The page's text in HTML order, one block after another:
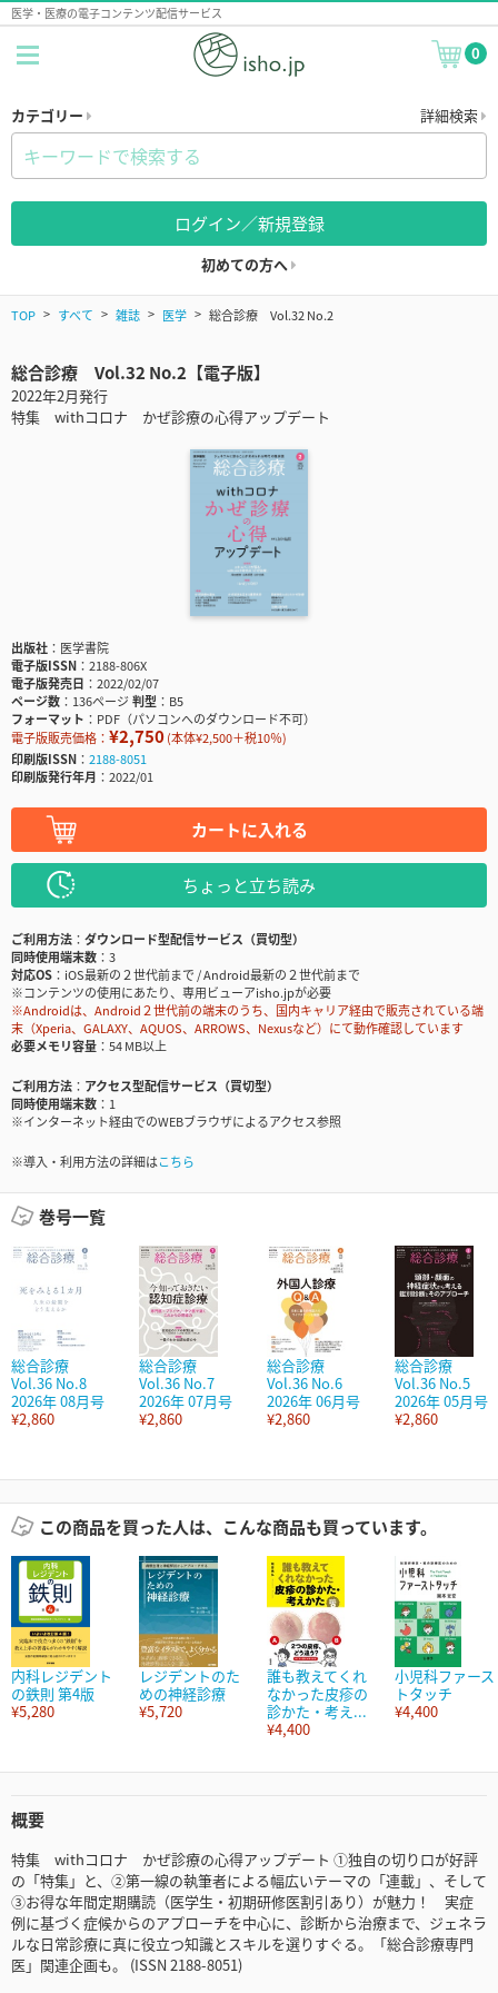
医学・医療の電子コンテンツ配信サービス
0
カテゴリー 詳細検索
ログイン／新規登録
初めての方へ
TOP すべて 雑誌 医学 総合診療 Vol.32 No.2
総合診療 Vol.32 No.2【電子版】
2022年2月発行
特集 withコロナ かぜ診療の心得アップデート
出版社
医学書院
電子版ISSN
2188-806X
電子版発売日
2022/02/07
ページ数
136ページ判型
B5
フォーマット
PDF（パソコンへのダウンロード不可）
電子版販売価格： ¥2,750(本体¥2,500＋税10％)
印刷版ISSN
2188-8051
印刷版発行年月
2022/01
カートに入れる
ちょっと立ち読み
ご利用方法
ダウンロード型配信サービス（買切型）
同時使用端末数
3
対応OS
iOS最新の２世代前まで / Android最新の２世代前まで
※コンテンツの使用にあたり、専用ビューアisho.jpが必要
※Androidは、Android２世代前の端末のうち、国内キャリア経由で販売されている端
末（Xperia、GALAXY、AQUOS、ARROWS、Nexusなど）にて動作確認しています
必要メモリ容量
54 MB以上
ご利用方法
アクセス型配信サービス（買切型）
同時使用端末数
1
※インターネット経由でのWEBブラウザによるアクセス参照
※導入・利用方法の詳細はこちら
巻号一覧
総合診療
Vol.36 No.8
2026年 08月号
¥2,860
総合診療
Vol.36 No.7
2026年 07月号
¥2,860
総合診療
Vol.36 No.6
2026年 06月号
¥2,860
総合診療
Vol.36 No.5
2026年 05月号
¥2,860
この商品を買った人は、こんな商品も買っています。
内科レジデント
の鉄則 第4版
¥5,280
レジデントのた
めの神経診療
¥5,720
誰も教えてくれ
なかった皮疹の
診かた・考え...
¥4,400
小児科ファース
トタッチ
¥4,400
概要
特集 withコロナ かぜ診療の心得アップデート ①独自の切り口が好評
の「特集」と、②第一線の執筆者による幅広いテーマの「連載」、そして
③お得な年間定期購読（医学生・初期研修医割引あり）が魅力！ 実症
例に基づく症候からのアプローチを中心に、診断から治療まで、ジェネラ
ルな日常診療に真に役立つ知識とスキルを選りすぐる。「総合診療専門
医」関連企画も。 (ISSN 2188-8051)